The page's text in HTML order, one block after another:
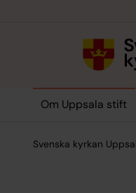
Om Uppsala stift
Svenska kyrkan